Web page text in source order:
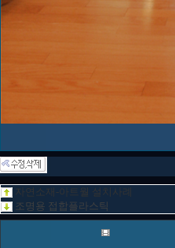
자연소재-아트월 설치사례
조명용 접합플라스틱